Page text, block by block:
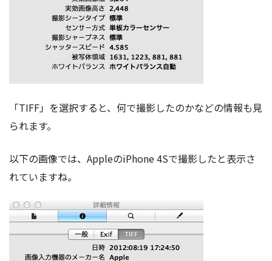
「TIFF」を選択すると、何で撮影したのかなどの情報も見
られます。
以下の画像では、AppleのiPhone 4Sで撮影したと表示さ
れていますね。